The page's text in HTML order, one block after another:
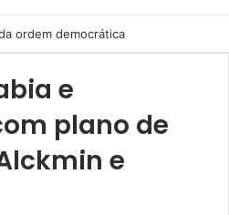
ordem democrática
e
plano de
e